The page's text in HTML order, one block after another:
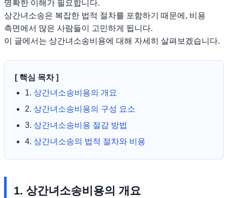
명확한 이해가 필요합니다.
상간녀소송은 복잡한 법적 절차를 포함하기 때문에, 비용
측면에서 많은 사람들이 고민하게 됩니다.
이 글에서는 상간녀소송비용에 대해 자세히 살펴보겠습니다.
[ 핵심 목차 ]
1. 상간녀소송비용의 개요
2. 상간녀소송비용의 구성 요소
3. 상간녀소송비용 절감 방법
4. 상간녀소송의 법적 절차와 비용
1. 상간녀소송비용의 개요